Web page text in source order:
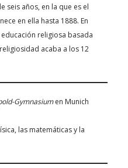
seis años, en la que es el
en ella hasta 1888. En
religiosa basada
acaba a los 12
Gymnasiumen Munich
las matemáticas y la